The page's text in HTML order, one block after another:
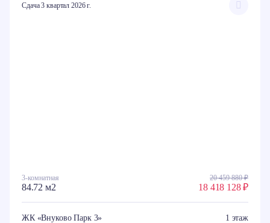
Сдача 3 квартал 2026 г.
3-комнатная
84.72 м2
20 459 880 ₽
18 418 128 ₽
ЖК «Внуково Парк 3» 1 этаж